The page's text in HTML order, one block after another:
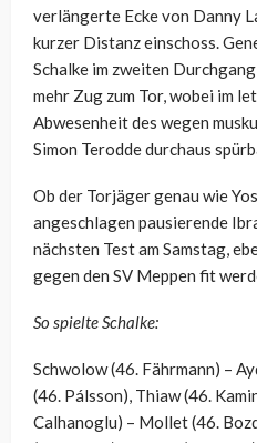
verlängerte Ecke von Danny
kurzer Distanz einschoss.
Schalke im zweiten
mehr Zug zum Tor, wobei im
Abwesenheit des wegen
Simon Terodde durchaus
Ob der Torjäger genau wie
angeschlagen pausierende
nächsten Test am Samstag,
gegen den SV Meppen fit
So spielte Schalke:
Schwolow (46. Fährmann) –
(46. Pálsson), Thiaw (46.
Calhanoglu) – Mollet (46.